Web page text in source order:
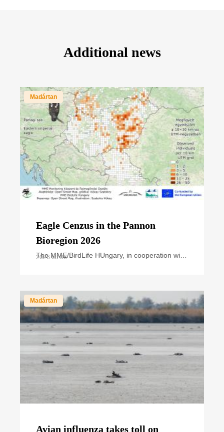
Additional news
Madártan
Eagle Cenzus in the Pannon
Bioregion 2026
The MME/BirdLife HUngary, in cooperation with
2026.03.06
Madártan
Avian influenza takes toll on